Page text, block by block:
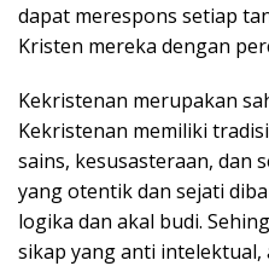
dapat merespons setiap
Kristen mereka dengan
Kekristenan merupakan
Kekristenan memiliki
sains, kesusasteraan, dan
yang otentik dan sejati
logika dan akal budi.
sikap yang anti